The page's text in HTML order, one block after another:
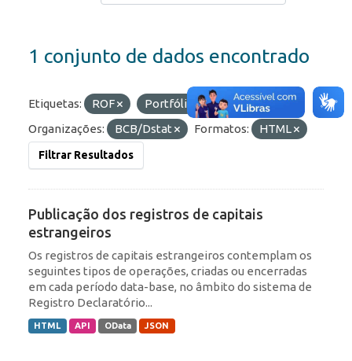
1 conjunto de dados encontrado
Etiquetas: ROF Portfólio
RDE
Organizações:
BCB/Dstat Formatos: HTML
Filtrar Resultados
Publicação dos registros de capitais
estrangeiros
Os registros de capitais estrangeiros contemplam os
seguintes tipos de operações, criadas ou encerradas
em cada período data-base, no âmbito do sistema de
Registro Declaratório...
HTML API OData JSON